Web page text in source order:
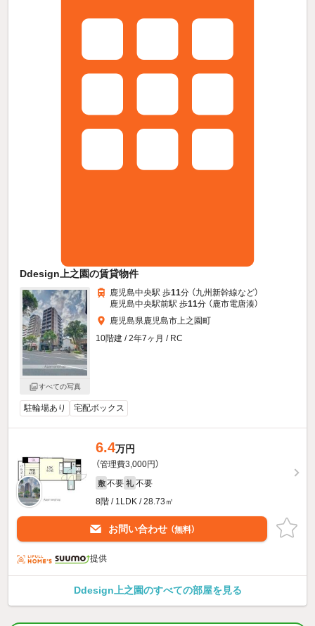
Ddesign上之園の賃貸物件
すべての写真
鹿児島中央駅 歩11分 （九州新幹線など）
鹿児島中央駅前駅 歩11分 （鹿市電唐湊）
鹿児島県鹿児島市上之園町
10階建 / 2年7ヶ月 / RC
駐輪場あり 宅配ボックス
6.4万円
（管理費3,000円）
敷 不要 礼 不要
8階 / 1LDK / 28.73㎡
お問い合わせ （無料）
提供
Ddesign上之園のすべての部屋を見る